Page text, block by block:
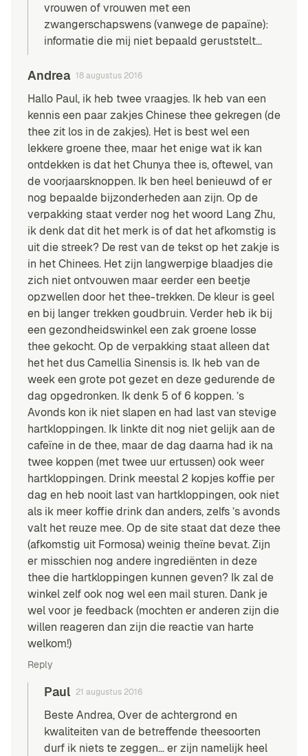
vrouwen of vrouwen met een
zwangerschapswens (vanwege de papaïne):
informatie die mij niet bepaald geruststelt…
Andrea 18 augustus 2016
Hallo Paul, ik heb twee vraagjes. Ik heb van een
kennis een paar zakjes Chinese thee gekregen (de
thee zit los in de zakjes). Het is best wel een
lekkere groene thee, maar het enige wat ik kan
ontdekken is dat het Chunya thee is, oftewel, van
de voorjaarsknoppen. Ik ben heel benieuwd of er
nog bepaalde bijzonderheden aan zijn. Op de
verpakking staat verder nog het woord Lang Zhu,
ik denk dat dit het merk is of dat het afkomstig is
uit die streek? De rest van de tekst op het zakje is
in het Chinees. Het zijn langwerpige blaadjes die
zich niet ontvouwen maar eerder een beetje
opzwellen door het thee-trekken. De kleur is geel
en bij langer trekken goudbruin. Verder heb ik bij
een gezondheidswinkel een zak groene losse
thee gekocht. Op de verpakking staat alleen dat
het het dus Camellia Sinensis is. Ik heb van de
week een grote pot gezet en deze gedurende de
dag opgedronken. Ik denk 5 of 6 koppen. ’s
Avonds kon ik niet slapen en had last van stevige
hartkloppingen. Ik linkte dit nog niet gelijk aan de
cafeïne in de thee, maar de dag daarna had ik na
twee koppen (met twee uur ertussen) ook weer
hartkloppingen. Drink meestal 2 kopjes koffie per
dag en heb nooit last van hartkloppingen, ook niet
als ik meer koffie drink dan anders, zelfs ’s avonds
valt het reuze mee. Op de site staat dat deze thee
(afkomstig uit Formosa) weinig theïne bevat. Zijn
er misschien nog andere ingrediënten in deze
thee die hartkloppingen kunnen geven? Ik zal de
winkel zelf ook nog wel een mail sturen. Dank je
wel voor je feedback (mochten er anderen zijn die
willen reageren dan zijn die reactie van harte
welkom!)
Reply
Paul 21 augustus 2016
Beste Andrea, Over de achtergrond en
kwaliteiten van de betreffende theesoorten
durf ik niets te zeggen… er zijn namelijk heel